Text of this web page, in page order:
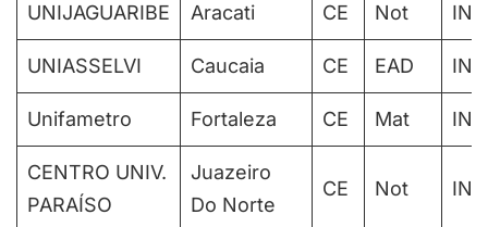
UNIJAGUARIBE Aracati CE Not
UNIASSELVI Caucaia CE EAD
Unifametro Fortaleza CE Mat
CENTRO UNIV.
PARAÍSO
Juazeiro
Do Norte
CE Not